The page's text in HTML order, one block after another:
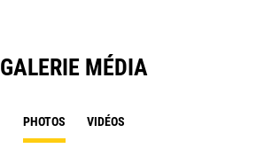
GALERIE MÉDIA
PHOTOS VIDÉOS